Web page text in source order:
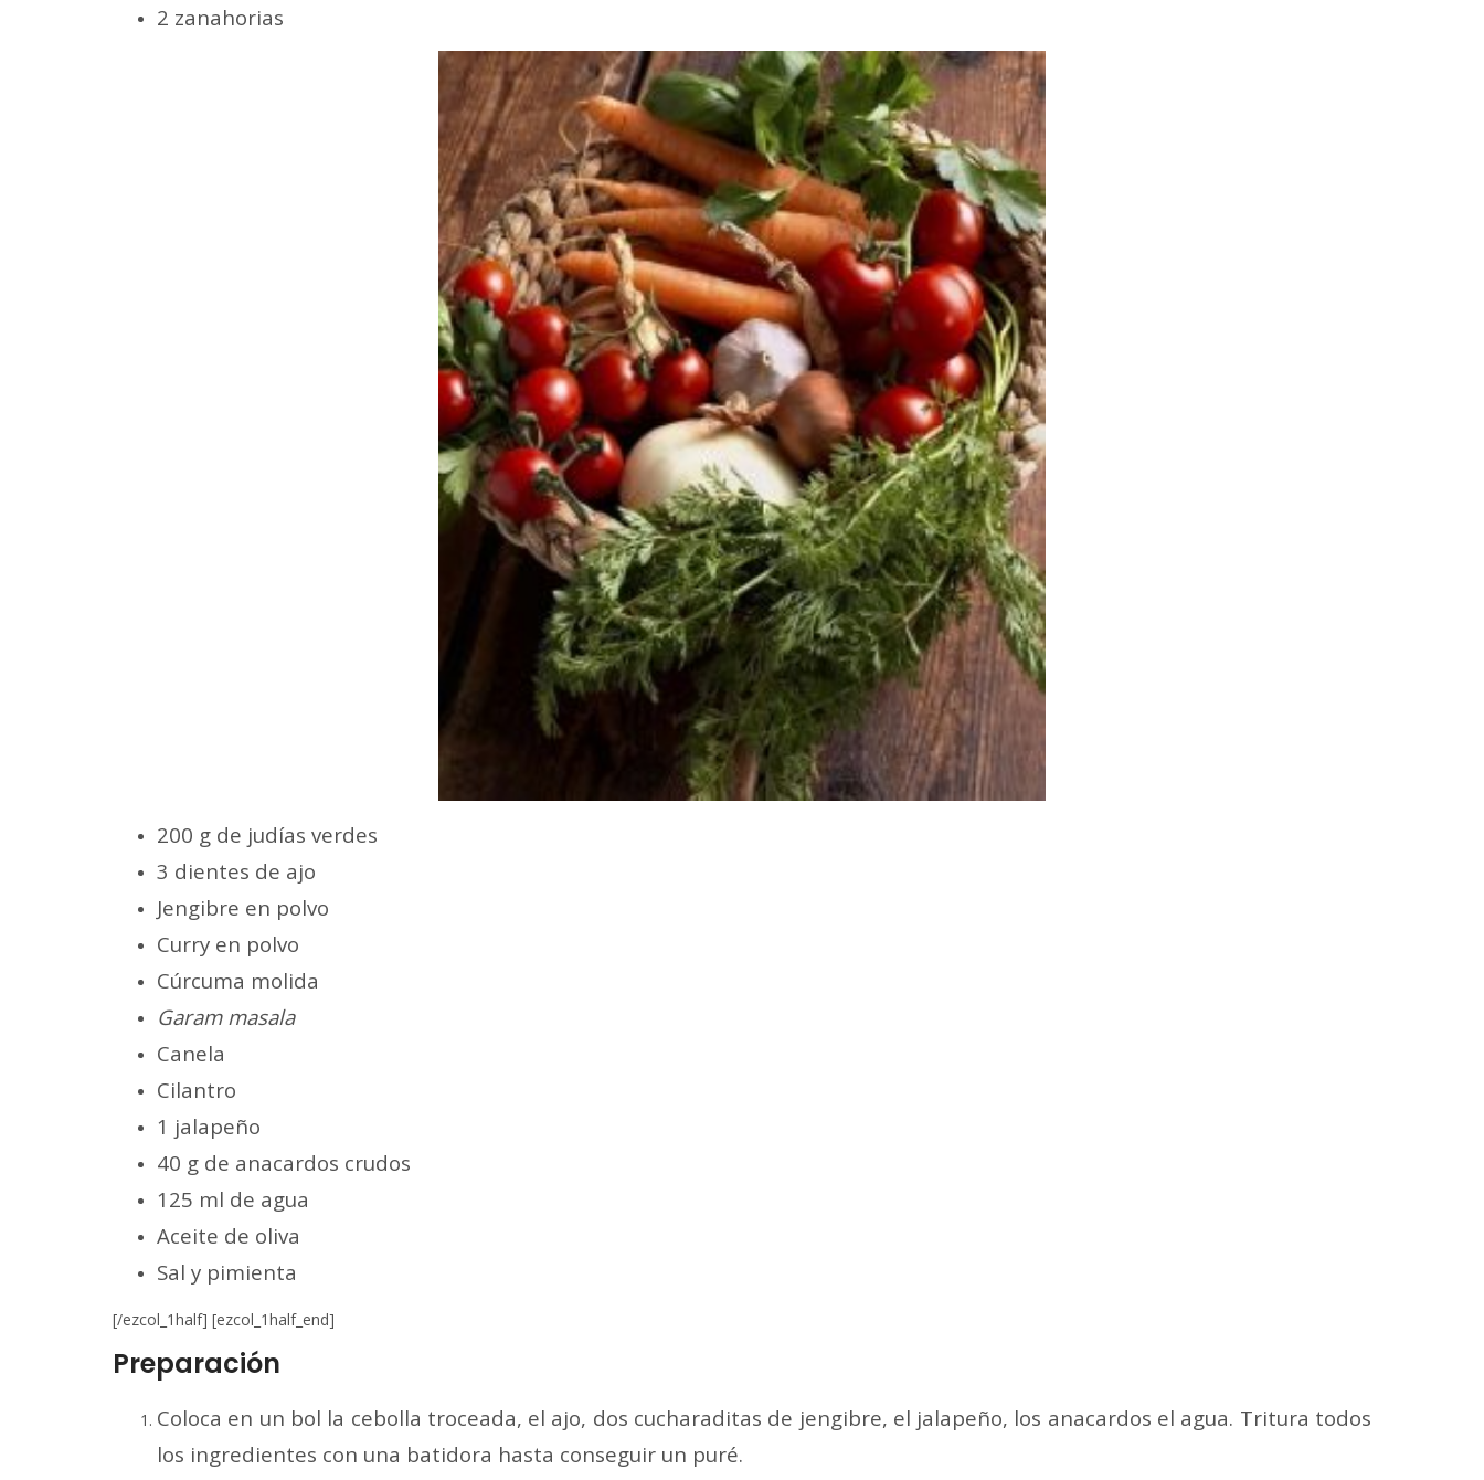
2 zanahorias
200 g de judías verdes
3 dientes de ajo
Jengibre en polvo
Curry en polvo
Cúrcuma molida
Garam masala
Canela
Cilantro
1 jalapeño
40 g de anacardos crudos
125 ml de agua
Aceite de oliva
Sal y pimienta
[/ezcol_1half] [ezcol_1half_end]
Preparación
Coloca en un bol la cebolla troceada, el ajo, dos cucharaditas de jengibre, el jalapeño, los anacardos el agua. Tritura todos
los ingredientes con una batidora hasta conseguir un puré.